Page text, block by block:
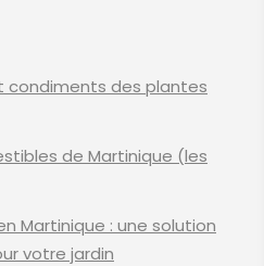
condiments des plantes
de Martinique (les
Martinique : une solution
votre jardin